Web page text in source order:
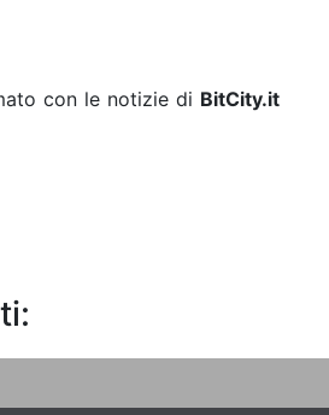
con le notizie di BitCity.it